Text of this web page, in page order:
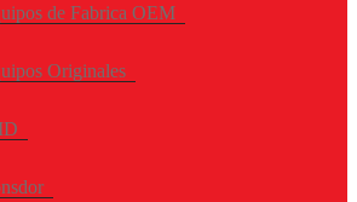
de Fabrica OEM
Originales